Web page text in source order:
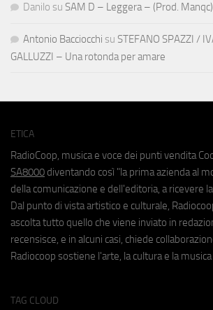
Danilo su SAM D – Leggera – (Prod. Manqc)
Antonio Bacciocchi su STEFANO SPAZZI /
GALLUZZI – Una rotonda per amare
ETICA
RadioCoop, musica e voce dei punti vendita
SA8000 diventando così "la prima azienda al
della comunicazione e dell'editoria, a ricevere
Dal punto di vista artistico e culturale,
ascolta tutto quello che viene inviato in
recensisce, e in alcuni casi, chiede
Radiocoop sostiene l'arte, la cultura e la
TAG CLOUD